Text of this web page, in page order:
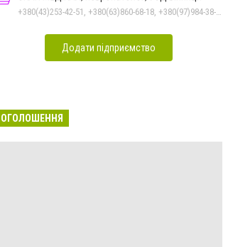
+380(43)253-42-51, +380(63)860-68-18, +380(97)984-38-80
Додати підприємство
ОГОЛОШЕННЯ